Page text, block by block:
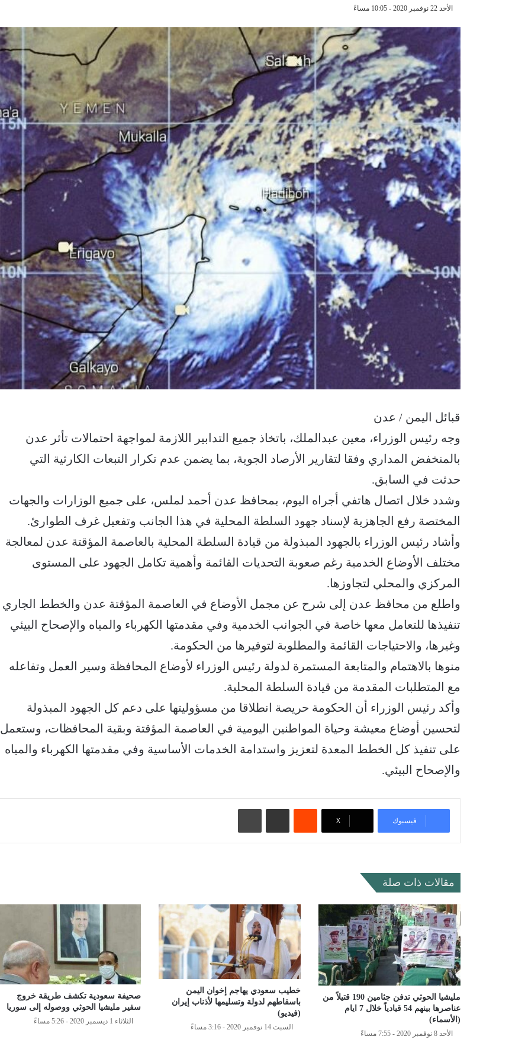
الأحد 22 نوفمبر 2020 - 10:05 مساءً
قبائل اليمن / عدن
وجه رئيس الوزراء، معين عبدالملك، باتخاذ جميع التدابير اللازمة لمواجهة احتمالات تأثر عدن
بالمنخفض المداري وفقا لتقارير الأرصاد الجوية، بما يضمن عدم تكرار التبعات الكارثية التي
حدثت في السابق.
وشدد خلال اتصال هاتفي أجراه اليوم، بمحافظ عدن أحمد لملس، على جميع الوزارات والجهات
المختصة رفع الجاهزية لإسناد جهود السلطة المحلية في هذا الجانب وتفعيل غرف الطوارئ.
وأشاد رئيس الوزراء بالجهود المبذولة من قيادة السلطة المحلية بالعاصمة المؤقتة عدن لمعالجة
مختلف الأوضاع الخدمية رغم صعوبة التحديات القائمة وأهمية تكامل الجهود على المستوى
المركزي والمحلي لتجاوزها.
واطلع من محافظ عدن إلى شرح عن مجمل الأوضاع في العاصمة المؤقتة عدن والخطط الجاري
تنفيذها للتعامل معها خاصة في الجوانب الخدمية وفي مقدمتها الكهرباء والمياه والإصحاح البيئي
وغيرها، والاحتياجات القائمة والمطلوبة لتوفيرها من الحكومة.
منوها بالاهتمام والمتابعة المستمرة لدولة رئيس الوزراء لأوضاع المحافظة وسير العمل وتفاعله
مع المتطلبات المقدمة من قيادة السلطة المحلية.
وأكد رئيس الوزراء أن الحكومة حريصة انطلاقا من مسؤوليتها على دعم كل الجهود المبذولة
لتحسين أوضاع معيشة وحياة المواطنين اليومية في العاصمة المؤقتة وبقية المحافظات، وستعمل
على تنفيذ كل الخطط المعدة لتعزيز واستدامة الخدمات الأساسية وفي مقدمتها الكهرباء والمياه
والإصحاح البيئي.
فيسبوك ‫X
مقالات ذات صلة
مليشيا الحوثي تدفن جثامين 190 قتيلاً من
عناصرها بينهم 54 قيادياً خلال 7 ايام
(الأسماء)
الأحد 8 نوفمبر 2020 - 7:55 مساءً
خطيب سعودي يهاجم إخوان اليمن
باسقاطهم لدولة وتسليمها لأذناب إيران
(فيديو)
السبت 14 نوفمبر 2020 - 3:16 مساءً
صحيفة سعودية تكشف طريقة خروج
سفير مليشيا الحوثي ووصوله إلى سوريا
الثلاثاء 1 ديسمبر 2020 - 5:26 مساءً